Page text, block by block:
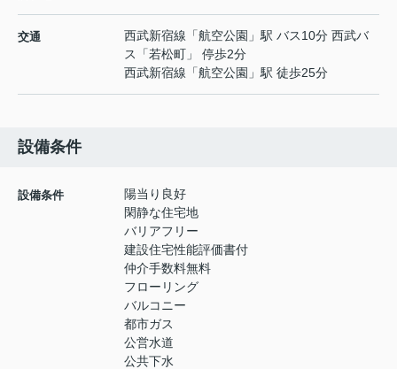
交通 西武新宿線 「航空公園 」駅 バス10分 西武バ
ス「若松町」 停歩2分
西武新宿線 「航空公園 」駅 徒歩25分
設備条件
設備条件
陽当り良好
閑静な住宅地
バリアフリー
建設住宅性能評価書付
仲介手数料無料
フローリング
バルコニー
都市ガス
公営水道
公共下水